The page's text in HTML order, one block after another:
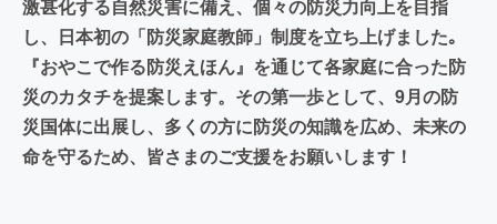
激甚化する自然災害に備え、個々の防災力向上を目指
し、日本初の「防災家庭教師」制度を立ち上げました｡
『おやこで作る防災えほん』を通じて各家庭に合った防
災のカタチを提案します。その第一歩として、9月の防
災国体に出展し、多くの方に防災の知識を広め、未来の
命を守るため、皆さまのご支援をお願いします！